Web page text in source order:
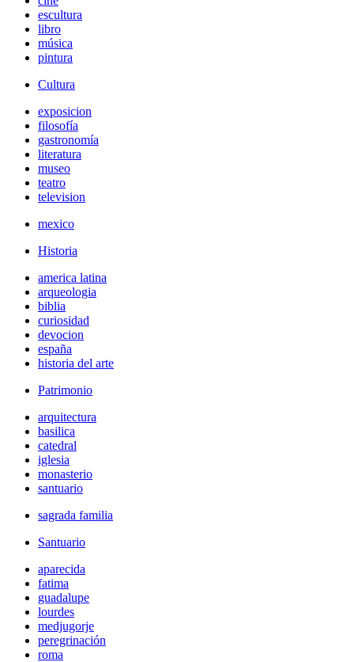
escultura
libro
música
pintura
Cultura
exposicion
filosofía
gastronomía
literatura
museo
teatro
television
mexico
Historia
america latina
arqueologia
biblia
curiosidad
devocion
españa
historia del arte
Patrimonio
arquitectura
basilica
catedral
iglesia
monasterio
santuario
sagrada familia
Santuario
aparecida
fatima
guadalupe
lourdes
medjugorje
peregrinación
roma